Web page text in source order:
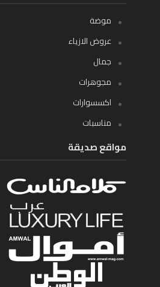
موضة
عروض الازياء
جمال
مجوهرات
اكسسوارات
مناسبات
مواقع صديقة